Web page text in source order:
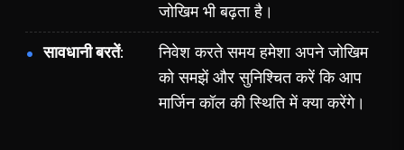
जोखिम भी बढ़ता है।
सावधानी बरतें
निवेश करते समय हमेशा अपने जोखिम
को समझें और सुनिश्चित करें कि आप
मार्जिन कॉल की स्थिति में क्या करेंगे।